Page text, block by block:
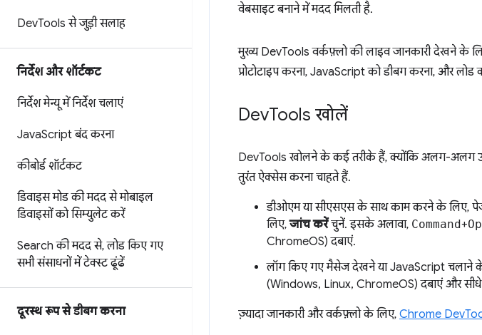
DevTools से जुड़ी सलाह
निर्देश और शॉर्टकट
निर्देश मेन्यू में निर्देश चलाएं
JavaScript बंद करना
कीबोर्ड शॉर्टकट
डिवाइस मोड की मदद से मोबाइल
डिवाइसों को सिम्युलेट करें
Search की मदद से,लोड किए गए
सभी संसाधनों में टेक्स्ट ढूंढें
दूरस्थ रूप से डीबग करना
वेबसाइट बनाने में मदद मिलती है.
मुख्य DevTools वर्कफ़्लो की लाइव जानकारी देखने के
प्रोटोटाइप करना, JavaScript को डीबग करना, और
DevTools खोलें
DevTools खोलने के कई तरीके हैं, क्योंकि अलग-अलग
तुरंत ऐक्सेस करना चाहते हैं.
डीओएम या सीएसएस के साथ काम करने के लिए,
लिए,जांच करेंचुनें. इसके अलावा, Command+
ChromeOS) दबाएं.
लॉग किए गए मैसेज देखने या JavaScript चलाने
(Windows, Linux, ChromeOS) दबाएं और
ज़्यादा जानकारी और वर्कफ़्लो के लिए, Chrome